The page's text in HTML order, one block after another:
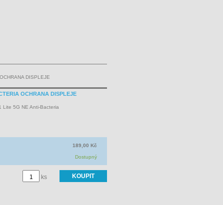
DISPLEJE
OCHRANA DISPLEJE
Lite 5G NE Anti-Bacteria
189,00 Kč
Dostupný
ks